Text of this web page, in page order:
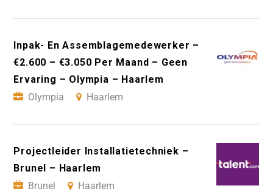
Inpak- En Assemblagemedewerker –
€2.600 – €3.050 Per Maand – Geen
Ervaring – Olympia – Haarlem
Olympia
Haarlem
Projectleider Installatietechniek –
Brunel – Haarlem
Brunel
Haarlem